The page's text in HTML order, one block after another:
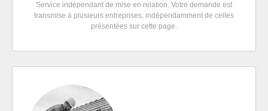
Service indépendant de mise en relation. Votre demande est
transmise à plusieurs entreprises, indépendamment de celles
présentées sur cette page.